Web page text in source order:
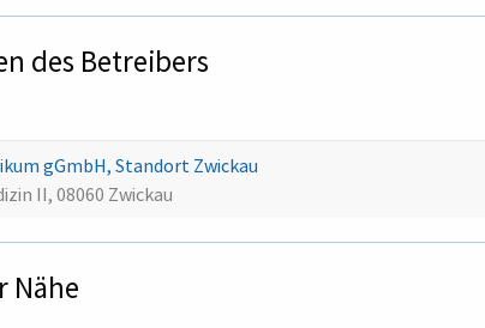
des Betreibers
gGmbH, Standort Zwickau
II, 08060 Zwickau
Nähe